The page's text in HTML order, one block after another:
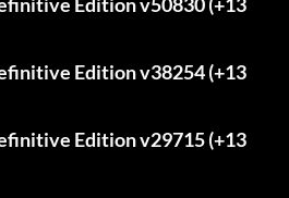
Edition v38254 (+13
Edition v29715 (+13